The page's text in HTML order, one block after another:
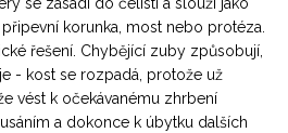
korunka, most nebo protéza.
řešení. Chybějící zuby způsobují,
- kost se rozpadá, protože už
vést k očekávanému zhrbení
a dokonce k úbytku dalších